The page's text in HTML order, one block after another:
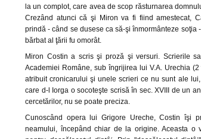
la un complot, care avea de scop răsturnarea
Crezând atunci că şi Miron va fi fiind amestecat,
prindă - când se dusese ca să-şi înmormânteze soţia
bărbat al ţării fu omorât.
Miron Costin a scris şi proză şi versuri. Scrierile
Academiei Române, sub îngrijirea lui V.A. Urechia
atribuit cronicarului şi unele scrieri ce nu sunt ale
care d-l Iorga o socoteşte scrisă în sec. XVIII de un
cercetărilor, nu se poate preciza.
Cunoscând opera lui Grigore Ureche, Costin îşi
neamului, începând chiar de la origine. Aceasta o